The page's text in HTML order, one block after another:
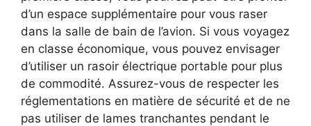
d’un espace supplémentaire pour vous raser
dans la salle de bain de l’avion. Si vous voyagez
en classe économique, vous pouvez envisager
d’utiliser un rasoir électrique portable pour plus
de commodité. Assurez-vous de respecter les
réglementations en matière de sécurité et de ne
pas utiliser de lames tranchantes pendant le